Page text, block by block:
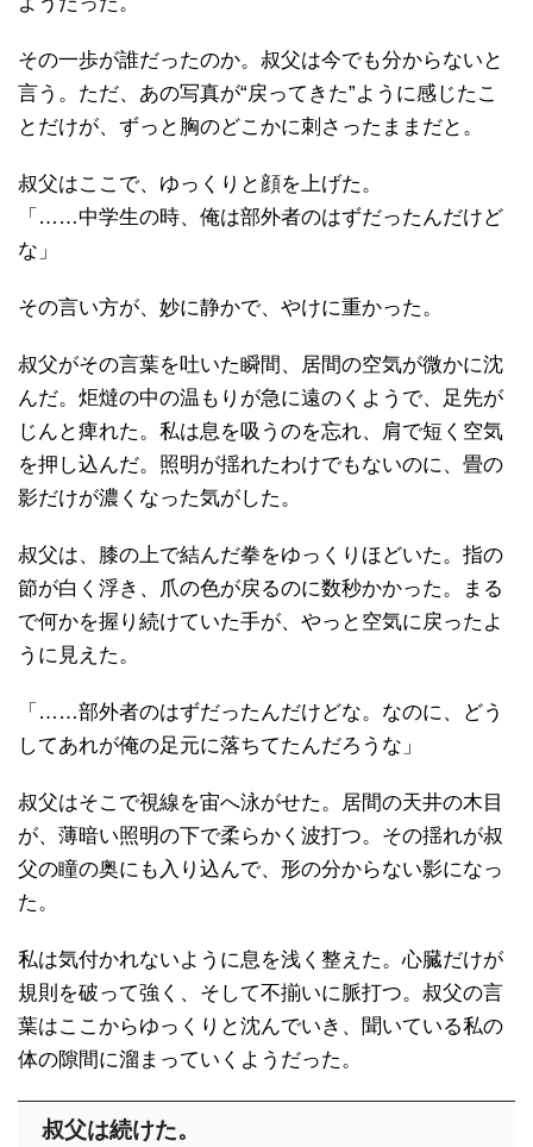
その一歩が誰だったのか。叔父は今でも分からないと
言う。ただ、あの写真が“戻ってきた”ように感じたこ
とだけが、ずっと胸のどこかに刺さったままだと。
叔父はここで、ゆっくりと顔を上げた。
「……中学生の時、俺は部外者のはずだったんだけど
な」
その言い方が、妙に静かで、やけに重かった。
叔父がその言葉を吐いた瞬間、居間の空気が微かに沈
んだ。炬燵の中の温もりが急に遠のくようで、足先が
じんと痺れた。私は息を吸うのを忘れ、肩で短く空気
を押し込んだ。照明が揺れたわけでもないのに、畳の
影だけが濃くなった気がした。
叔父は、膝の上で結んだ拳をゆっくりほどいた。指の
節が白く浮き、爪の色が戻るのに数秒かかった。まる
で何かを握り続けていた手が、やっと空気に戻ったよ
うに見えた。
「……部外者のはずだったんだけどな。なのに、どう
してあれが俺の足元に落ちてたんだろうな」
叔父はそこで視線を宙へ泳がせた。居間の天井の木目
が、薄暗い照明の下で柔らかく波打つ。その揺れが叔
父の瞳の奥にも入り込んで、形の分からない影になっ
た。
私は気付かれないように息を浅く整えた。心臓だけが
規則を破って強く、そして不揃いに脈打つ。叔父の言
葉はここからゆっくりと沈んでいき、聞いている私の
体の隙間に溜まっていくようだった。
叔父は続けた。